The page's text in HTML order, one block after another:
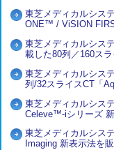
東芝メディカルシス
ONE™ / ViSION
東芝メディカルシス
載した80列／160ス
東芝メディカルシス
列/32スライスCT「
東芝メディカルシス
Celeve™-iシリーズ
東芝メディカルシス
Imaging 新表示法を